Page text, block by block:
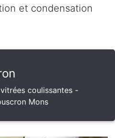
et condensation
coulissantes -
Mons